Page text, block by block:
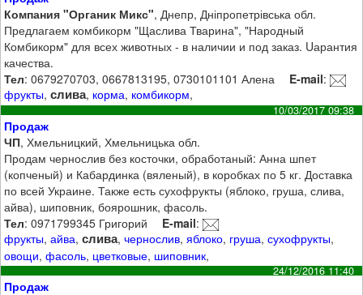
Компания "Органик Микс", Днепр, Дніпропетрівська обл.
Предлагаем комбикорм "Щаслива Тварина", "Народный
Комбикорм" для всех животных - в наличии и под заказ. Uарантия
качества.
Тел: 0679270703, 0667813195, 0730101101 Алена E-mail:
фрукты,слива, корма, комбикорм,
10/03/2017 09:38
Продаж
ЧП, Хмельницкий, Хмельницька обл.
Продам чернослив без косточки, обработаный: Анна шпет
(копченый) и Кабардинка (вяленый), в коробках по 5 кг. Доставка
по всей Украине. Также есть сухофрукты (яблоко, груша, слива,
айва), шиповник, боярошник, фасоль.
Тел: 0971799345 Григорий E-mail:
фрукты,айва,слива,чернослив,яблоко, груша,сухофрукты,
овощи,фасоль, цветковые, шиповник,
24/12/2016 11:40
Продаж